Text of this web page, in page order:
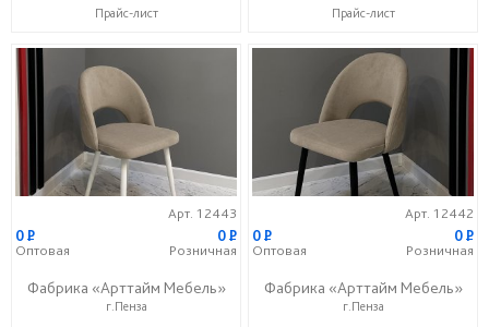
Прайс-лист Прайс-лист
Арт. 12443
0P
Оптовая
0P
Розничная
Фабрика «Арттайм Мебель»
г.Пенза
Арт. 12442
0P
Оптовая
0P
Розничная
Фабрика «Арттайм Мебель»
г.Пенза